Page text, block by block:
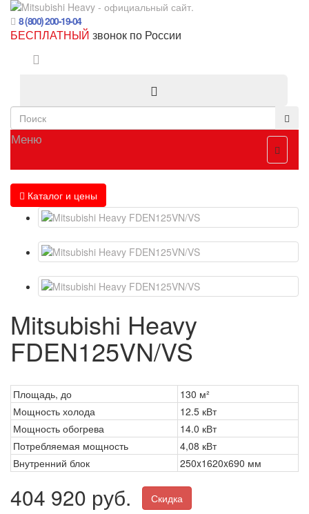
8 (800) 200-19-04
БЕСПЛАТНЫЙ звонок по России
Меню
Каталог и цены
Mitsubishi Heavy
FDEN125VN/VS
Площадь, до
130 м²
Мощность холода
12.5 кВт
Мощность обогрева
14.0 кВт
Потребляемая мощность
4,08 кВт
Внутренний блок
250x1620x690 мм
404 920 руб. Скидка